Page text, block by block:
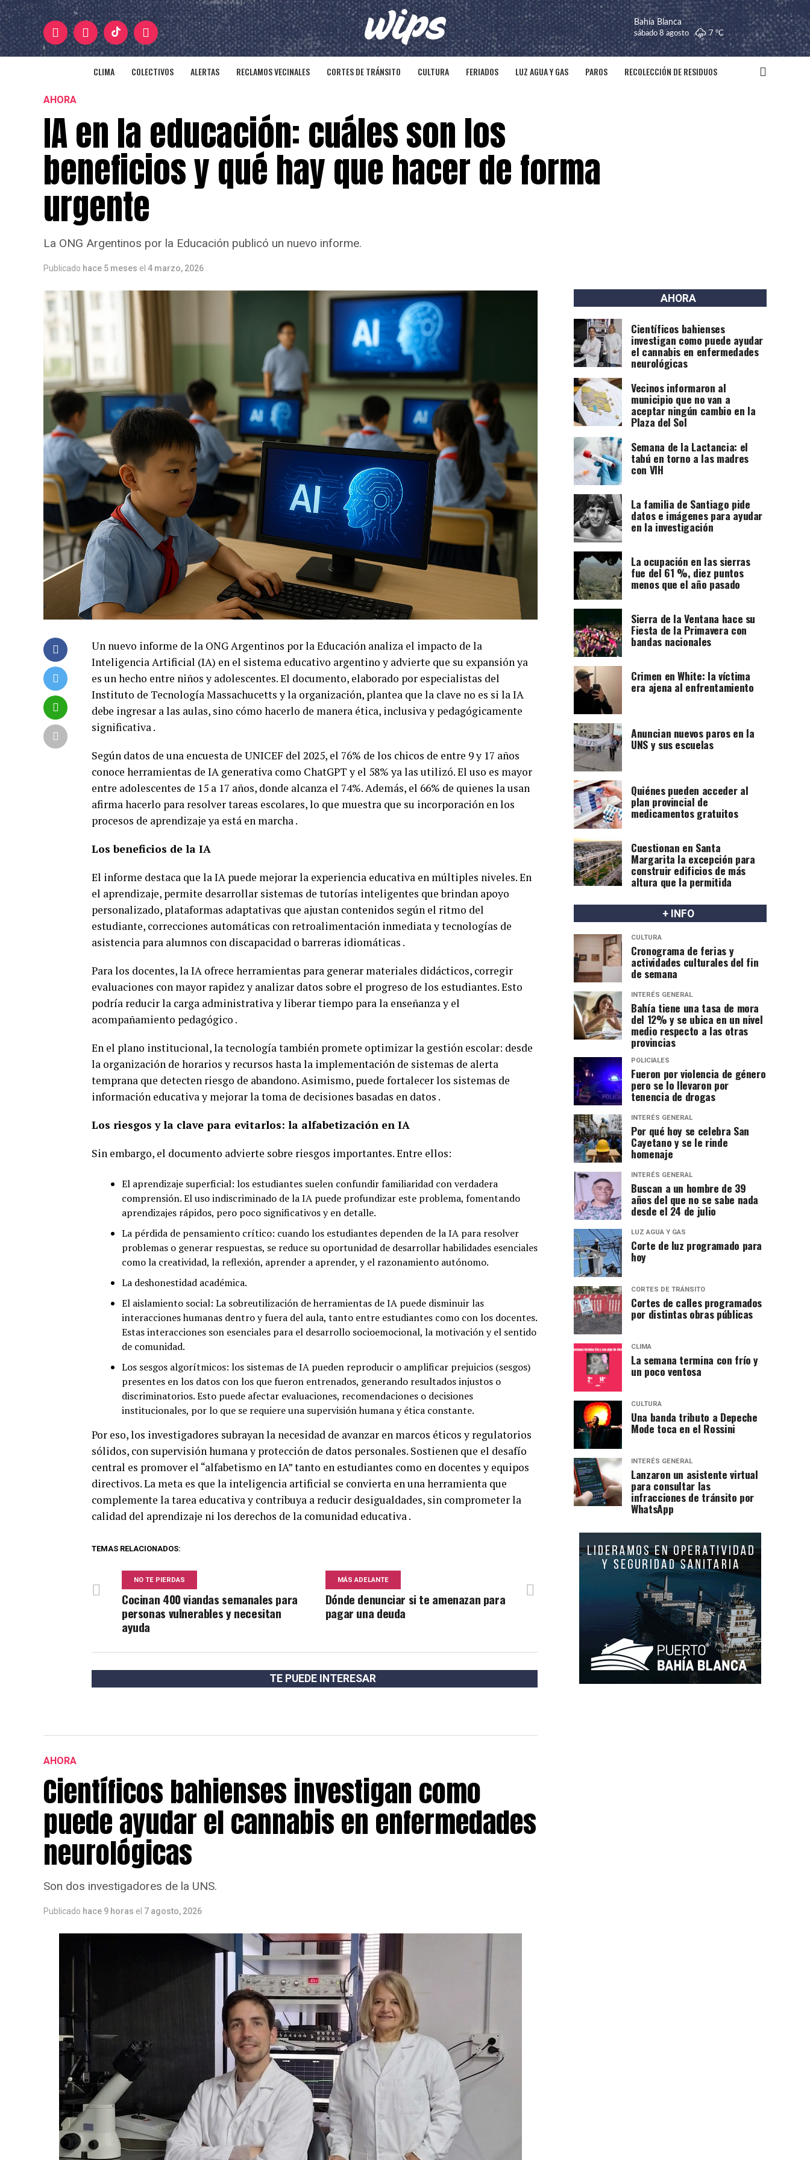
Bahía Blanca
sábado 8 agosto 7 °C
CLIMA COLECTIVOS ALERTAS RECLAMOS VECINALES CORTES DE TRÁNSITO CULTURA FERIADOS LUZ AGUA Y GAS PAROS RECOLECCIÓN DE RESIDUOS
AHORA
IA en la educación: cuáles son los
beneficios y qué hay que hacer de forma
urgente
La ONG Argentinos por la Educación publicó un nuevo informe.
Publicado hace 5 meses el 4 marzo, 2026
Un nuevo informe de la ONG Argentinos por la Educación analiza el impacto de la
Inteligencia Artificial (IA) en el sistema educativo argentino y advierte que su expansión ya
es un hecho entre niños y adolescentes. El documento, elaborado por especialistas del
Instituto de Tecnología Massachucetts y la organización, plantea que la clave no es si la IA
debe ingresar a las aulas, sino cómo hacerlo de manera ética, inclusiva y pedagógicamente
significativa .
Según datos de una encuesta de UNICEF del 2025, el 76% de los chicos de entre 9 y 17 años
conoce herramientas de IA generativa como ChatGPT y el 58% ya las utilizó. El uso es mayor
entre adolescentes de 15 a 17 años, donde alcanza el 74%. Además, el 66% de quienes la usan
afirma hacerlo para resolver tareas escolares, lo que muestra que su incorporación en los
procesos de aprendizaje ya está en marcha .
Los beneficios de la IA
El informe destaca que la IA puede mejorar la experiencia educativa en múltiples niveles. En
el aprendizaje, permite desarrollar sistemas de tutorías inteligentes que brindan apoyo
personalizado, plataformas adaptativas que ajustan contenidos según el ritmo del
estudiante, correcciones automáticas con retroalimentación inmediata y tecnologías de
asistencia para alumnos con discapacidad o barreras idiomáticas .
Para los docentes, la IA ofrece herramientas para generar materiales didácticos, corregir
evaluaciones con mayor rapidez y analizar datos sobre el progreso de los estudiantes. Esto
podría reducir la carga administrativa y liberar tiempo para la enseñanza y el
acompañamiento pedagógico .
En el plano institucional, la tecnología también promete optimizar la gestión escolar: desde
la organización de horarios y recursos hasta la implementación de sistemas de alerta
temprana que detecten riesgo de abandono. Asimismo, puede fortalecer los sistemas de
información educativa y mejorar la toma de decisiones basadas en datos .
Los riesgos y la clave para evitarlos: la alfabetización en IA
Sin embargo, el documento advierte sobre riesgos importantes. Entre ellos:
El aprendizaje superficial: los estudiantes suelen confundir familiaridad con verdadera
comprensión. El uso indiscriminado de la IA puede profundizar este problema, fomentando
aprendizajes rápidos, pero poco significativos y en detalle.
La pérdida de pensamiento crítico: cuando los estudiantes dependen de la IA para resolver
problemas o generar respuestas, se reduce su oportunidad de desarrollar habilidades esenciales
como la creatividad, la reflexión, aprender a aprender, y el razonamiento autónomo.
La deshonestidad académica.
El aislamiento social: La sobreutilización de herramientas de IA puede disminuir las
interacciones humanas dentro y fuera del aula, tanto entre estudiantes como con los docentes.
Estas interacciones son esenciales para el desarrollo socioemocional, la motivación y el sentido
de comunidad.
Los sesgos algorítmicos: los sistemas de IA pueden reproducir o amplificar prejuicios (sesgos)
presentes en los datos con los que fueron entrenados, generando resultados injustos o
discriminatorios. Esto puede afectar evaluaciones, recomendaciones o decisiones
institucionales, por lo que se requiere una supervisión humana y ética constante.
Por eso, los investigadores subrayan la necesidad de avanzar en marcos éticos y regulatorios
sólidos, con supervisión humana y protección de datos personales. Sostienen que el desafío
central es promover el “alfabetismo en IA” tanto en estudiantes como en docentes y equipos
directivos. La meta es que la inteligencia artificial se convierta en una herramienta que
complemente la tarea educativa y contribuya a reducir desigualdades, sin comprometer la
calidad del aprendizaje ni los derechos de la comunidad educativa .
TEMAS RELACIONADOS:
MÁS ADELANTE
Dónde denunciar si te amenazan para
pagar una deuda
NO TE PIERDAS
Cocinan 400 viandas semanales para
personas vulnerables y necesitan
ayuda
TE PUEDE INTERESAR
AHORA
Científicos bahienses investigan como
puede ayudar el cannabis en enfermedades
neurológicas
Son dos investigadores de la UNS.
Publicado hace 9 horas el 7 agosto, 2026
AHORA
Científicos bahienses
investigan como puede ayudar
el cannabis en enfermedades
neurológicas
Vecinos informaron al
municipio que no van a
aceptar ningún cambio en la
Plaza del Sol
Semana de la Lactancia: el
tabú en torno a las madres
con VIH
La familia de Santiago pide
datos e imágenes para ayudar
en la investigación
La ocupación en las sierras
fue del 61 %, diez puntos
menos que el año pasado
Sierra de la Ventana hace su
Fiesta de la Primavera con
bandas nacionales
Crimen en White: la víctima
era ajena al enfrentamiento
Anuncian nuevos paros en la
UNS y sus escuelas
Quiénes pueden acceder al
plan provincial de
medicamentos gratuitos
Cuestionan en Santa
Margarita la excepción para
construir edificios de más
altura que la permitida
+ INFO
CULTURA
Cronograma de ferias y
actividades culturales del fin
de semana
INTERÉS GENERAL
Bahía tiene una tasa de mora
del 12% y se ubica en un nivel
medio respecto a las otras
provincias
POLICIALES
Fueron por violencia de género
pero se lo llevaron por
tenencia de drogas
INTERÉS GENERAL
Por qué hoy se celebra San
Cayetano y se le rinde
homenaje
INTERÉS GENERAL
Buscan a un hombre de 39
años del que no se sabe nada
desde el 24 de julio
LUZ AGUA Y GAS
Corte de luz programado para
hoy
CORTES DE TRÁNSITO
Cortes de calles programados
por distintas obras públicas
CLIMA
La semana termina con frío y
un poco ventosa
CULTURA
Una banda tributo a Depeche
Mode toca en el Rossini
INTERÉS GENERAL
Lanzaron un asistente virtual
para consultar las
infracciones de tránsito por
WhatsApp